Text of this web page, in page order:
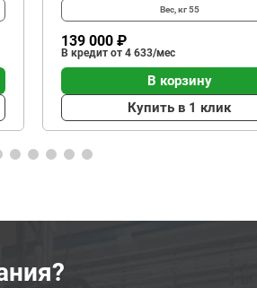
Вес, кг55
139 000 ₽
В кредит от 4 633/мес
В корзину
Купить в 1 клик